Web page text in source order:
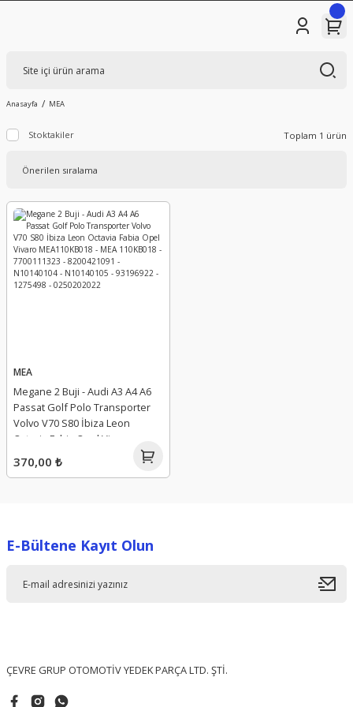
Anasayfa MEA
Stoktakiler Toplam 1 ürün
MEA
Megane 2 Buji - Audi A3 A4 A6
Passat Golf Polo Transporter
Volvo V70 S80 İbiza Leon
Octavia Fabia Opel Vivaro
MEA110KB018 - MEA 110KB018 -
7700111323 - 8200421091 -
370,00 ₺
E-Bültene Kayıt Olun
ÇEVRE GRUP OTOMOTİV YEDEK PARÇA LTD. ŞTİ.